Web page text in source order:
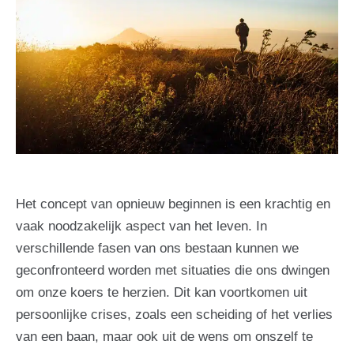
Het concept van opnieuw beginnen is een krachtig en
vaak noodzakelijk aspect van het leven. In
verschillende fasen van ons bestaan kunnen we
geconfronteerd worden met situaties die ons dwingen
om onze koers te herzien. Dit kan voortkomen uit
persoonlijke crises, zoals een scheiding of het verlies
van een baan, maar ook uit de wens om onszelf te